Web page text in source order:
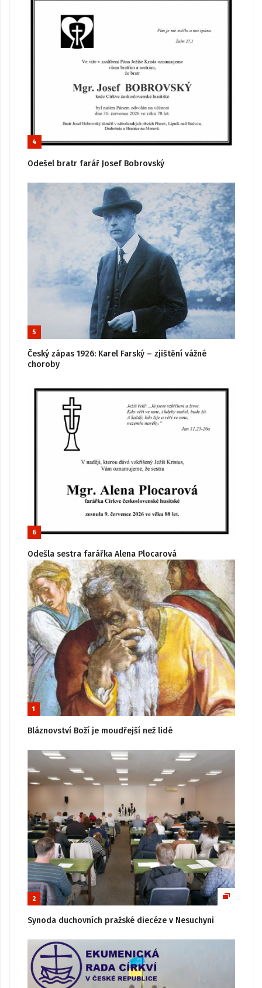
4
Odešel bratr farář Josef Bobrovský
5
Český zápas 1926: Karel Farský – zjištění vážné
choroby
6
Odešla sestra farářka Alena Plocarová
1
Bláznovství Boží je moudřejší než lidé
2
Synoda duchovních pražské diecéze v Nesuchyni